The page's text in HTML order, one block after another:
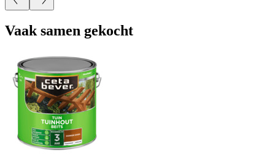
Vaak samen gekocht